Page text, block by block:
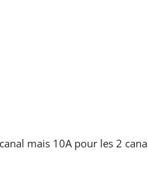
mais 10A pour les 2